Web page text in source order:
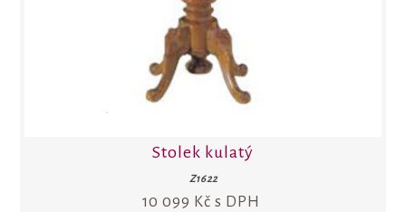
Stolek kulatý
Z1622
10 099 Kč s DPH